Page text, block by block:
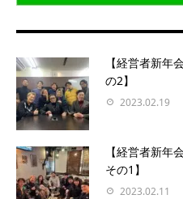
【経営者新年
の2】
2023.02.19
【経営者新
その1】
2023.02.11